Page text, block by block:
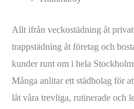
Allt ifrån veckostädning åt
trappstädning åt företag och
kunder runt om i hela
Många anlitar ett städbolag för
låt våra trevliga, rutinerade och